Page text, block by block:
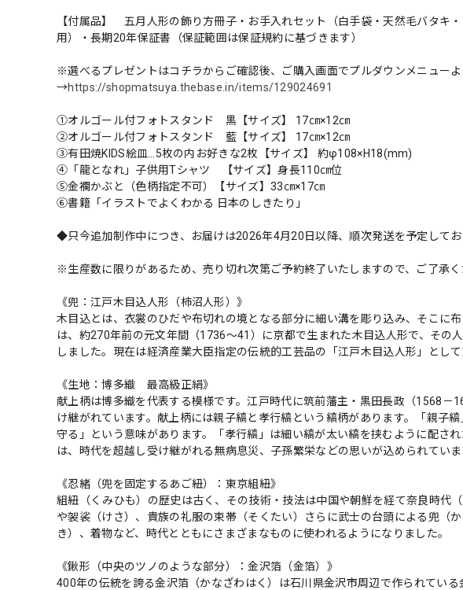
【付属品】 五月人形の飾り方冊子・お手入れセット（白手袋・天然毛バタキ
用）・長期20年保証書（保証範囲は保証規約に基づきます）
※選べるプレゼントはコチラからご確認後、ご購入画面でプルダウンメニューよ
→https://shopmatsuya.thebase.in/items/129024691
①オルゴール付フォトスタンド 黒【サイズ】 17㎝×12㎝
②オルゴール付フォトスタンド 藍【サイズ】 17㎝×12㎝
③有田焼KIDS絵皿…5枚の内お好きな2枚【サイズ】 約φ108×H18(mm)
④「龍となれ」子供用Tシャツ 【サイズ】身長110㎝位
➄金襴かぶと（色柄指定不可）【サイズ】33㎝×17㎝
⑥書籍「イラストでよくわかる 日本のしきたり」
◆只今追加制作中につき、お届けは2026年4月20日以降、順次発送を予定してお
※生産数に限りがあるため、売り切れ次第ご予約終了いたしますので、ご了承く
《兜：江戸木目込人形（柿沼人形）》
木目込とは、衣裳のひだや布切れの境となる部分に細い溝を彫り込み、そこに
は、約270年前の元文年間（1736～41）に京都で生まれた木目込人形で、その
しました。現在は経済産業大臣指定の伝統的工芸品の「江戸木目込人形」とし
《生地：博多織 最高級正絹》
献上柄は博多織を代表する模様です。江戸時代に筑前藩主・黒田長政（1568
け継がれています。献上柄には親子縞と孝行縞という縞柄があります。「親子
守る」という意味があります。「孝行縞」は細い縞が太い縞を挟むように配さ
は、時代を超越し受け継がれる無病息災、子孫繁栄などの思いが込められていま
《忍緒（兜を固定するあご紐）：東京組紐》
組紐（くみひも）の歴史は古く、その技術・技法は中国や朝鮮を経て奈良時代
や袈裟（けさ）、貴族の礼服の束帯（そくたい）さらに武士の台頭による兜（
き）、着物など、時代とともにさまざまなものに使われるようになりました。
《鍬形（中央のツノのような部分）：金沢箔（金箔）》
400年の伝統を誇る金沢箔（かなざわはく）は石川県金沢市周辺で作られてい